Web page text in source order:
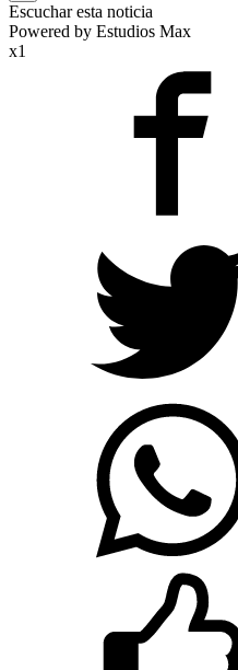
Escuchar esta noticia
Powered by Estudios Max
x1